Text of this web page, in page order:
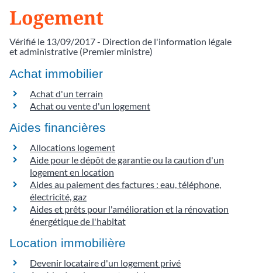
Logement
Vérifié le 13/09/2017 - Direction de l'information légale
et administrative (Premier ministre)
Achat immobilier
Achat d'un terrain
Achat ou vente d'un logement
Aides financières
Allocations logement
Aide pour le dépôt de garantie ou la caution d'un
logement en location
Aides au paiement des factures : eau, téléphone,
électricité, gaz
Aides et prêts pour l'amélioration et la rénovation
énergétique de l'habitat
Location immobilière
Devenir locataire d'un logement privé